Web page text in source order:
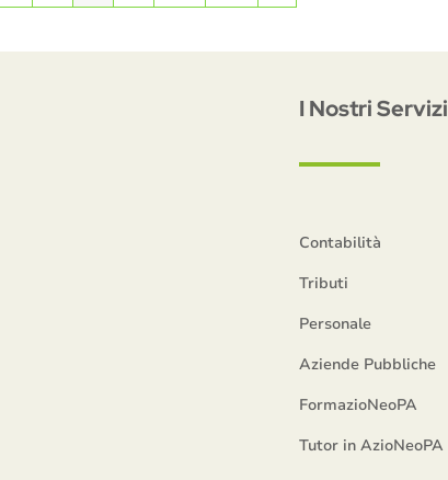
I Nostri Servizi
Contabilità
Tributi
Personale
Aziende Pubbliche
FormazioNeoPA
Tutor in AzioNeoPA